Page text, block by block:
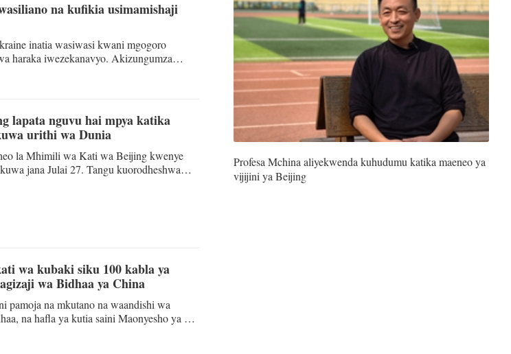
Tiếng Việt
na kufikia usimamishaji
inatia wasiwasi kwani mgogoro
haraka iwezekanavyo. Akizungumza
la Umoja wa Mataifa, Balozi Sun
kuongeza kuaminiana kupitia
lapata nguvu hai mpya katika
urithi wa Dunia
la Mhimili wa Kati wa Beijing kwenye
jana Julai 27. Tangu kuorodheshwa
umeendelea kupata nguvu hai mpya,
wa kihistoria wa Beijing huku kukiwa na
wa kubaki siku 100 kabla ya
wa Bidhaa ya China
na mkutano na waandishi wa
na hafla ya kutia saini Maonyesho ya 10
zimefanyika kwenye Kituo cha
Jumatatu, zikionesha bado zimebaki
Profesa Mchina aliyekwenda kuhudumu katika maeneo ya
vijijini ya Beijing